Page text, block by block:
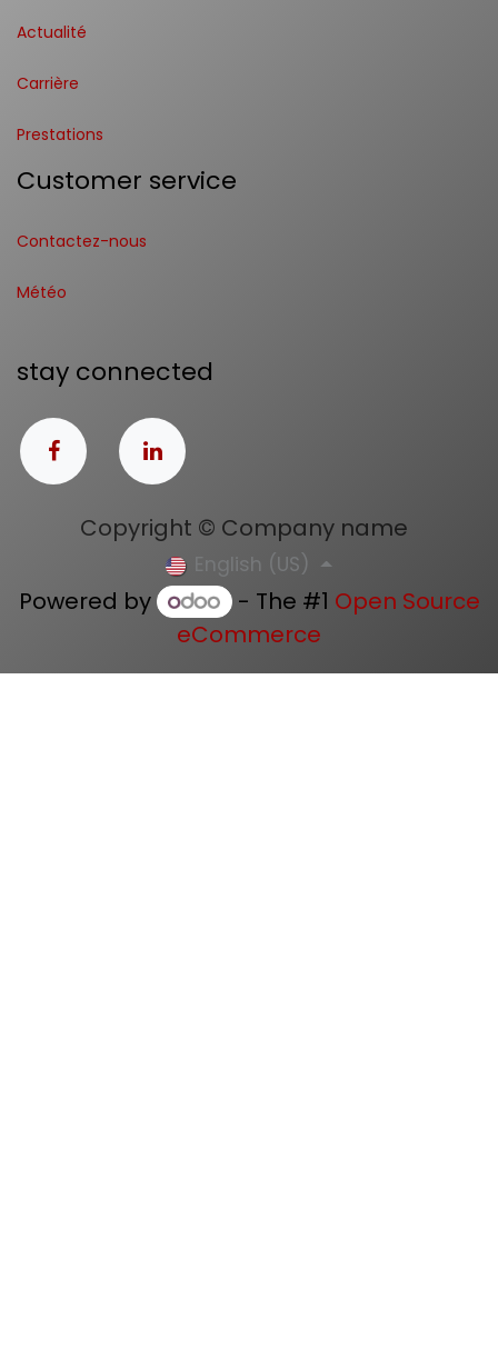
Actualité
Carrière
Prestations
Customer service
Contactez-nous
Météo
stay connected
Copyright © Company name
English (US)
Powered by - The #1 Open Source
eCommerce